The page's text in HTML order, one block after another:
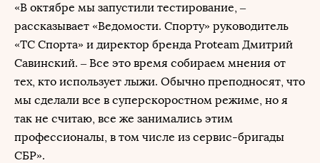
«В октябре мы запустили тестирование, –
рассказывает «Ведомости. Спорту» руководитель
«ТС Спорта» и директор бренда Proteam Дмитрий
Савинский. – Все это время собираем мнения от
тех, кто использует лыжи. Обычно преподносят, что
мы сделали все в суперскоростном режиме, но я
так не считаю, все же занимались этим
профессионалы, в том числе из сервис-бригады
СБР».